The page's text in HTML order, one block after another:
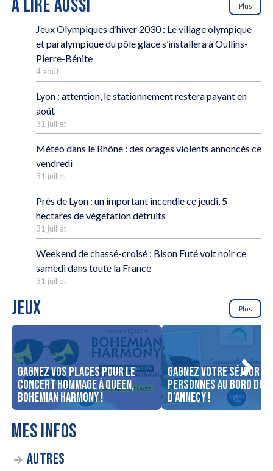
À LIRE AUSSI Plus
Jeux Olympiques d’hiver 2030 : Le village olympique
et paralympique du pôle glace s’installera à Oullins-
Pierre-Bénite
4 août
Lyon : attention, le stationnement restera payant en
août
31 juillet
Météo dans le Rhône : des orages violents annoncés ce
vendredi
31 juillet
Près de Lyon : un important incendie ce jeudi, 5
hectares de végétation détruits
31 juillet
Weekend de chassé-croisé : Bison Futé voit noir ce
samedi dans toute la France
31 juillet
JEUX Plus
Gagnez vos places pour le
concert Hommage à Queen,
Bohemian Harmony !
Gagnez votre séjour
personnes au bord du
d’Annecy !
MES INFOS
AUTRES